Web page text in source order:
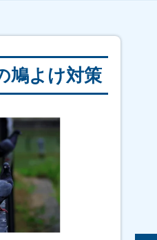
｜高畑｜高浜｜田
千崎｜千崎 西｜
平台｜西沖｜西が
西の郷｜日産｜仁
波瀬｜埴生｜浜｜
の木｜東住吉町｜
ひがんだ団地｜日
田｜船越｜古開作
平和町｜松角｜松
鳩よけ対策